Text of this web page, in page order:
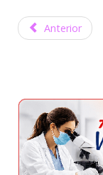
Anterior